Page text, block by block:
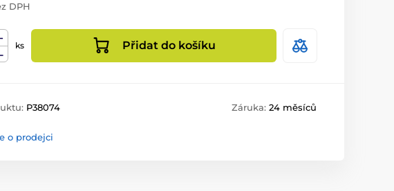
DPH
ks Přidat do košíku
P38074 Záruka: 24 měsíců
o prodejci